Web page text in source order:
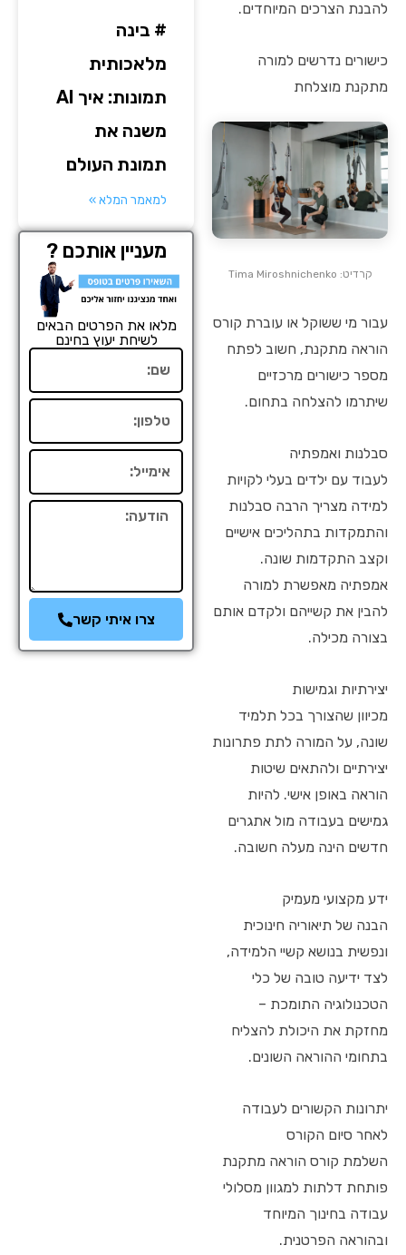
להבנת הצרכים המיוחדים.
כישורים נדרשים למורה
מתקנת מוצלחת
קרדיט: Tima Miroshnichenko
עבור מי ששוקל או עוברת קורס
הוראה מתקנת, חשוב לפתח
מספר כישורים מרכזיים
שיתרמו להצלחה בתחום.
סבלנות ואמפתיה
לעבוד עם ילדים בעלי לקויות
למידה מצריך הרבה סבלנות
והתמקדות בתהליכים אישיים
וקצב התקדמות שונה.
אמפתיה מאפשרת למורה
להבין את קשייהם ולקדם אותם
בצורה מכילה.
יצירתיות וגמישות
מכיוון שהצורך בכל תלמיד
שונה, על המורה לתת פתרונות
יצירתיים ולהתאים שיטות
הוראה באופן אישי. להיות
גמישים בעבודה מול אתגרים
חדשים הינה מעלה חשובה.
ידע מקצועי מעמיק
הבנה של תיאוריה חינוכית
ונפשית בנושא קשיי הלמידה,
לצד ידיעה טובה של כלי
הטכנולוגיה התומכת –
מחזקת את היכולת להצליח
בתחומי ההוראה השונים.
יתרונות הקשורים לעבודה
לאחר סיום הקורס
השלמת קורס הוראה מתקנת
פותחת דלתות למגוון מסלולי
עבודה בחינוך המיוחד
ובהוראה הפרטנית.
# בינה
מלאכותית
תמונות: איך AI
משנה את
תמונת העולם
למאמר המלא »
מעניין אותכם ?
מלאו את הפרטים הבאים
לשיחת יעוץ בחינם
הודעה
צרו איתי קשר